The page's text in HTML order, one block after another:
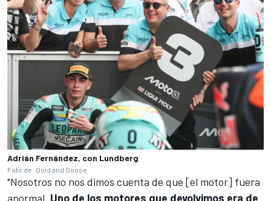
Adrián Fernández, con Lundberg
Foto de: Gold and Goose
"Nosotros no nos dimos cuenta de que [el motor] fuera
anormal. Uno de los motores que devolvimos era de